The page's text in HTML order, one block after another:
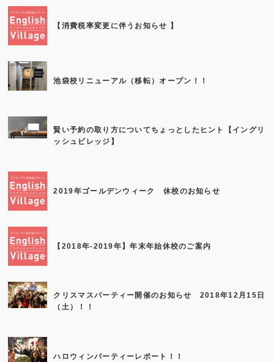
【消費税率変更に伴うお知らせ 】
池袋校リニューアル（移転）オープン！！
賢い予約の取り方についてちょっとしたヒント【イングリ
ッシュビレッジ】
2019年ゴールデンウィーク 休校のお知らせ
【2018年-2019年】年末年始休校のご案内
クリスマスパーティー開催のお知らせ 2018年12月15日
（土）！！
ハロウィンパーティーレポート！！